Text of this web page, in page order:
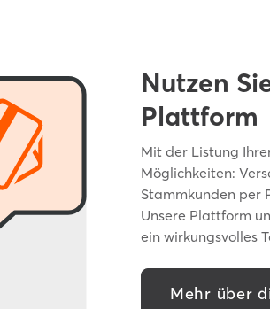
Nutzen
Plattform
Mit der Listung
Möglichkeiten:
Stammkunden per
Unsere Plattform
ein wirkungsvolles
Mehr über